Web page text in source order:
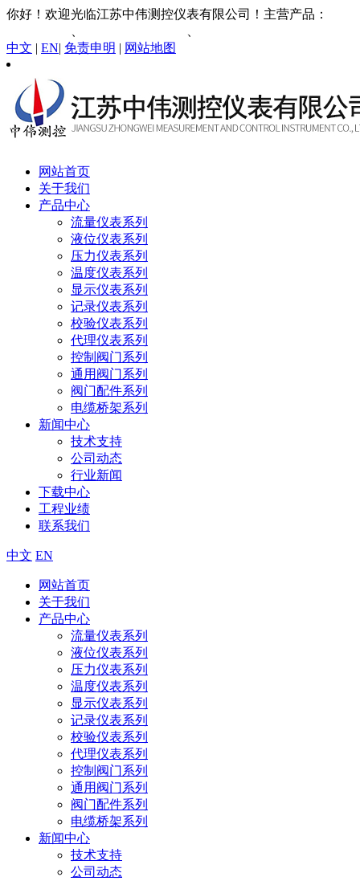
你好！欢迎光临江苏中伟测控仪表有限公司！主营产品：
中文 | EN| 免责申明 | 网站地图
网站首页
关于我们
产品中心
流量仪表系列
液位仪表系列
压力仪表系列
温度仪表系列
显示仪表系列
记录仪表系列
校验仪表系列
代理仪表系列
控制阀门系列
通用阀门系列
阀门配件系列
电缆桥架系列
新闻中心
技术支持
公司动态
行业新闻
下载中心
工程业绩
联系我们
中文 EN
网站首页
关于我们
产品中心
流量仪表系列
液位仪表系列
压力仪表系列
温度仪表系列
显示仪表系列
记录仪表系列
校验仪表系列
代理仪表系列
控制阀门系列
通用阀门系列
阀门配件系列
电缆桥架系列
新闻中心
技术支持
公司动态